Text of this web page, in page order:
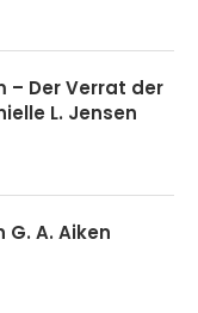
– Der Verrat der
L. Jensen
G. A. Aiken